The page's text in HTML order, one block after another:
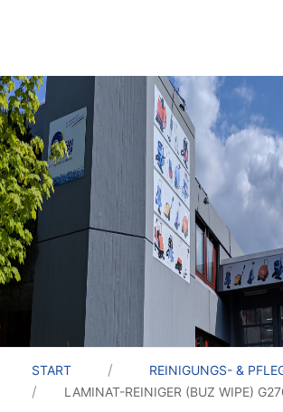
START
REINIGUNGS- &
LAMINAT-REINIGER (BUZ WIPE)